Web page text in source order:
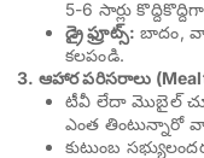
5-6 సార్లు
డ్రై ఫ్రూట్స్: బాదం,
కలపండి.
3. ఆహార పరిసరాలు
టీవీ లేదా మొబైల్
ఎంత తింటున్నారో
కుటుంబ